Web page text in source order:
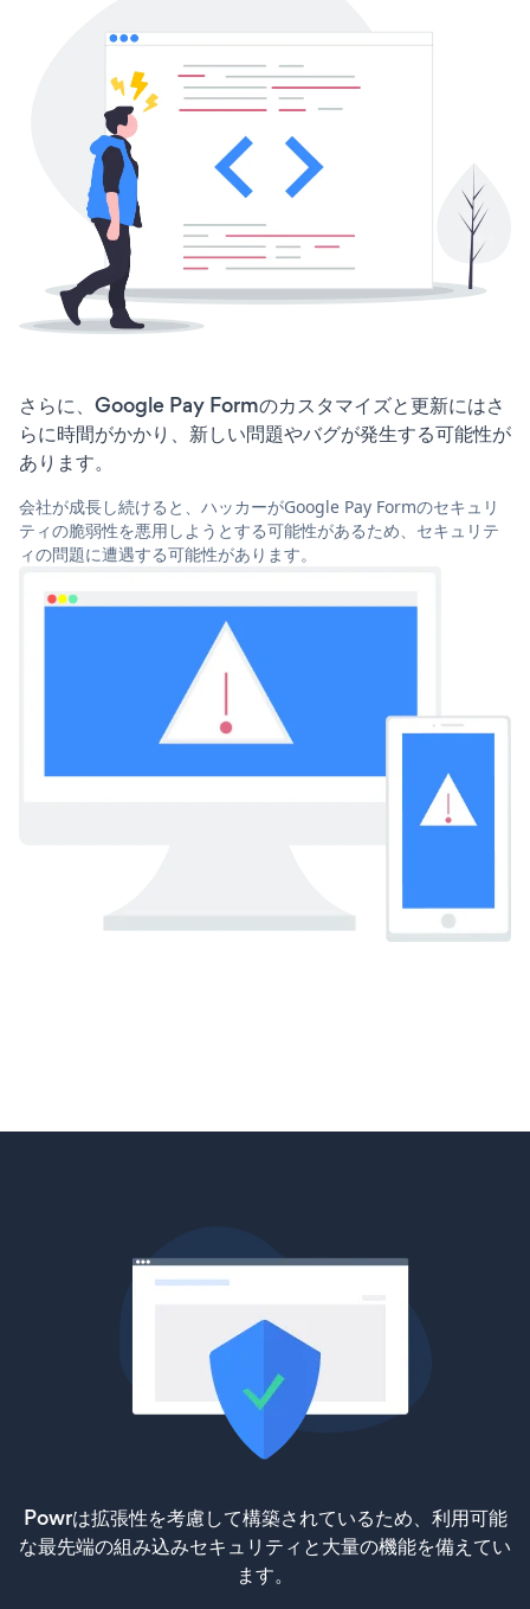
さらに、Google Pay Formのカスタマイズと更新にはさ
らに時間がかかり、新しい問題やバグが発生する可能性が
あります。
会社が成長し続けると、ハッカーがGoogle Pay Formのセキュリ
ティの脆弱性を悪用しようとする可能性があるため、セキュリテ
ィの問題に遭遇する可能性があります。
Powrは拡張性を考慮して構築されているため、利用可能
な最先端の組み込みセキュリティと大量の機能を備えてい
ます。